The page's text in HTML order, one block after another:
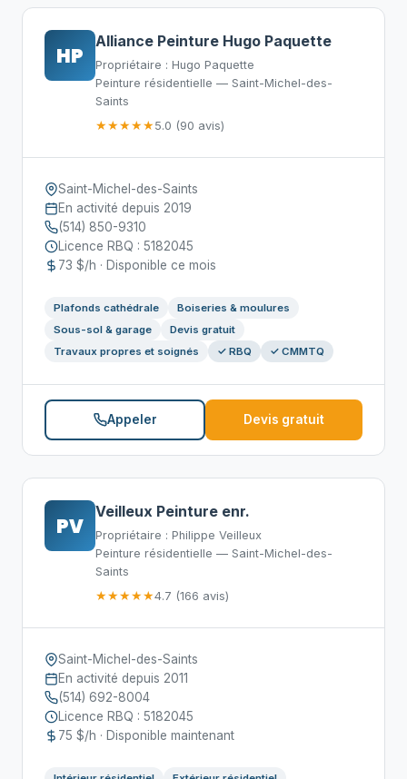
HP
Alliance Peinture Hugo Paquette
Propriétaire : Hugo Paquette
Peinture résidentielle — Saint-Michel-des-
Saints
★★★★★5.0 (90 avis)
Saint-Michel-des-Saints
En activité depuis 2019
(514) 850-9310
Licence RBQ : 5182045
73 $/h · Disponible ce mois
Plafonds cathédrale
Boiseries & moulures
Sous-sol & garage
Devis gratuit
Travaux propres et soignés
✓ RBQ ✓ CMMTQ
Appeler Devis gratuit
PV
Veilleux Peinture enr.
Propriétaire : Philippe Veilleux
Peinture résidentielle — Saint-Michel-des-
Saints
★★★★★4.7 (166 avis)
Saint-Michel-des-Saints
En activité depuis 2011
(514) 692-8004
Licence RBQ : 5182045
75 $/h · Disponible maintenant